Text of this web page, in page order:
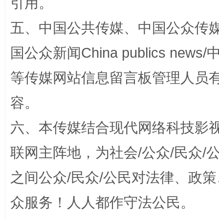
扯下公款旅游的“隐身衣” 如何以
“蜀中异人”王建安的艺术幻境
五、中国公共传媒、中国公众传
国公众新闻China publics news/
等传媒网站信息留言板管理人员
容。
六、本传媒结合现代网络科技影
联网主阵地，为社会/公众/民众/
之间公众/民众/公民对法律、政
众服务！人人都作守法公民。